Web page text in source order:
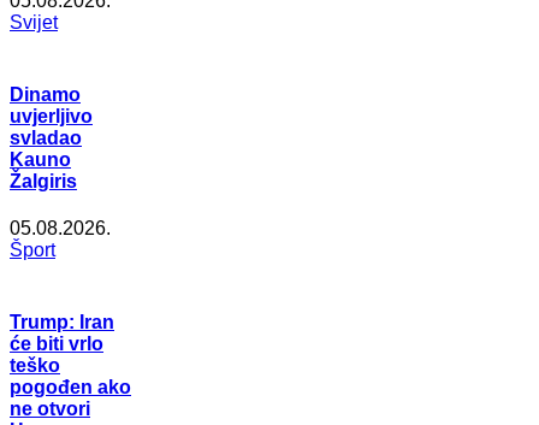
Svijet
Dinamo
uvjerljivo
svladao
Kauno
Žalgiris
05.08.2026.
Šport
Trump: Iran
će biti vrlo
teško
pogođen ako
ne otvori